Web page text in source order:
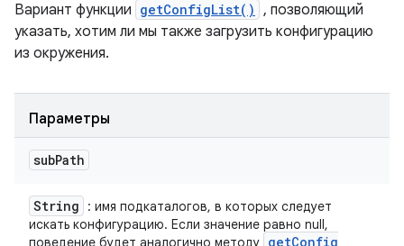
Вариант функции getConfigList() , позволяющий
указать, хотим ли мы также загрузить конфигурацию
из окружения.
Параметры
subPath
String
: имя подкаталогов, в которых следует
искать конфигурацию. Если значение равно null,
поведение будет аналогично методу getConfig